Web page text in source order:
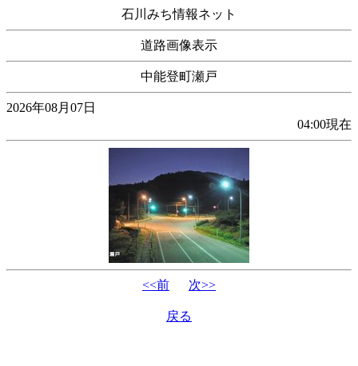
石川みち情報ネット
道路画像表示
中能登町瀬戸
2026年08月07日
04:00現在
<<前 次>>
戻る